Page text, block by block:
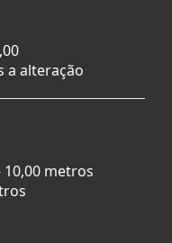
a alteração
metros